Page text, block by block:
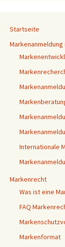
Startseite
Internationale
Markenrecht
Was ist eine
FAQ
Markenformat